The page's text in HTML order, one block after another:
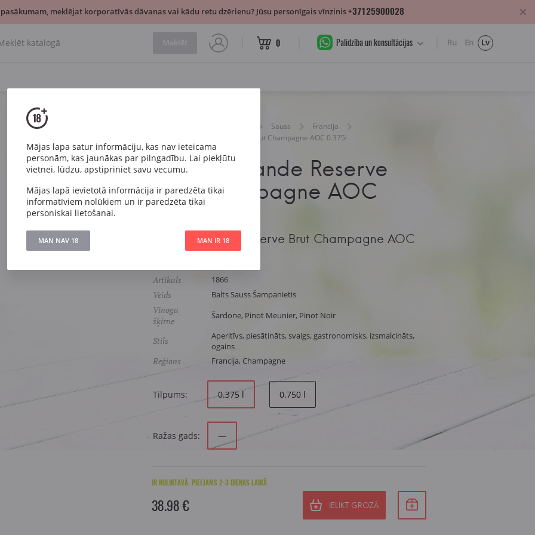
0 Palīdzība un konsultācijas Ru En Lv
Sauss
Francija
Gosset Grande Reserve Brut Champagne AOC 0.375l
Gosset Grande Reserve
Brut Champagne AOC
0.375l
Gosset Grande Reserve Brut Champagne AOC
0.375l
Artikuls 1866
Veids Balts Sauss Šampanietis
Vīnogu
šķirne
Šardone, Pinot Meunier, Pinot Noir
Stils
Aperitīvs, piesātināts, svaigs, gastronomisks, izsmalcināts,
ogains
Reģions Francija, Champagne
Tilpums: 0.375 l 0.750 l
Ražas gads: —
IR NOLIKTAVĀ. PIEEJAMS 2-3 DIENAS LAIKĀ
38.98 € IELIKT GROZĀ
Mājas lapa satur informāciju, kas nav ieteicama
personām, kas jaunākas par pilngadību. Lai piekļūtu
vietnei, lūdzu, apstipriniet savu vecumu.
Mājas lapā ievietotā informācija ir paredzēta tikai
informatīviem nolūkiem un ir paredzēta tikai
personiskai lietošanai.
MAN NAV 18 MAN IR 18
meklējat korporatīvās dāvanas vai kādu retu dzērienu? Jūsu personīgais vīnzinis+37125900028